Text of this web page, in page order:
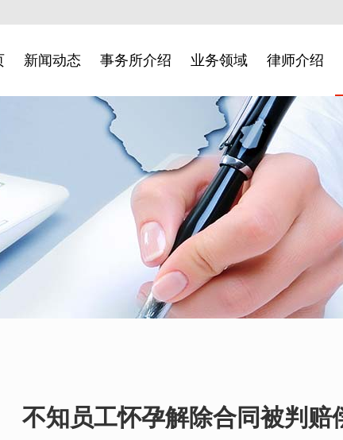
新闻动态 事务所介绍 业务领域 律师介绍
不知员工怀孕解除合同被判赔